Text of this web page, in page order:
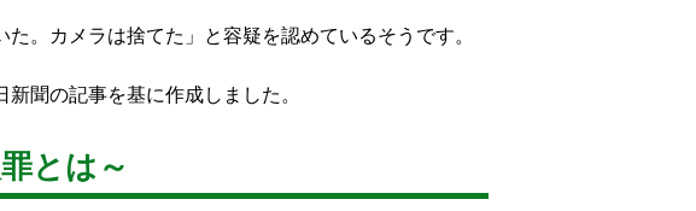
。カメラは捨てた」と容疑を認めているそうです。
聞の記事を基に作成しました。
とは～